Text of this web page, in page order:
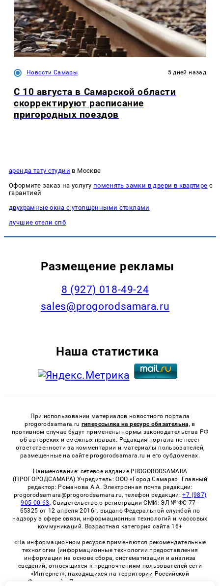
Новости Самары 5 дней назад
С 10 августа в Самарской области
скорректируют расписание
пригородных поездов
аренда тату студии в Москве
Оформите заказ на услугу поменять замки в двери в квартире с
гарантией
двухрамные окна с утолщенными стеклами
лучшие отели спб
Размещение рекламы
8 (927) 018-49-24
sales@progorodsamara.ru
Наша статистика
При использовании материалов новостного портала
progorodsamara.ru гиперссылка на ресурс обязательна, в
противном случае будут применены нормы законодательства РФ
об авторских и смежных правах. Редакция портала не несет
ответственности за комментарии и материалы пользователей,
размещенные на сайте progorodsamara.ru и его субдоменах.
Наименование: сетевое издание PROGORODSAMARA
(ПРОГОРОДСАМАРА) Учредитель: ООО «Город Самара». Главный
редактор: Романова А.А. Электронная почта редакции:
progorodsamara@progorodsamara.ru, телефон редакции:+7 (987)
905-00-63 . Свидетельство о регистрации СМИ: ЭЛ № ФС 77 -
65325 от 12 апреля 2016г. выдано Федеральной службой по
надзору в сфере связи, информационных технологий и массовых
коммуникаций. Возрастная категория сайта 16+
«На информационном ресурсе применяются рекомендательные
технологии (информационные технологии предоставления
информации на основе сбора, систематизации и анализа
сведений, относящихся к предпочтениям пользователей сети
«Интернет», находящихся на территории Российской
Федерации)». Правила применения рекомендательных